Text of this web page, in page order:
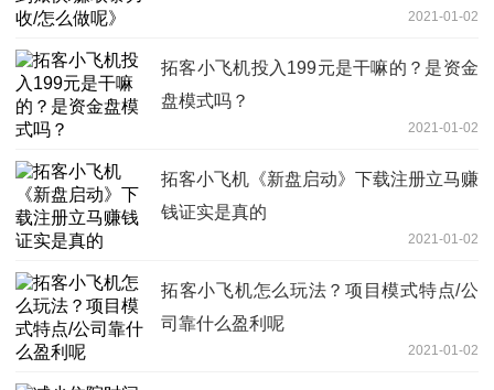
2021-01-02
拓客小飞机投入199元是干嘛的？是资金
盘模式吗？
2021-01-02
拓客小飞机《新盘启动》下载注册立马赚
钱证实是真的
2021-01-02
拓客小飞机怎么玩法？项目模式特点/公
司靠什么盈利呢
2021-01-02